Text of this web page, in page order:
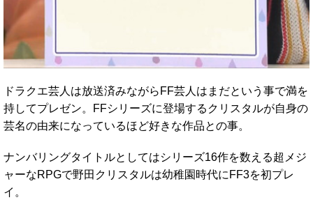
ドラクエ芸人は放送済みながらFF芸人はまだという事で満を
持してプレゼン。FFシリーズに登場するクリスタルが自身の
芸名の由来になっているほど好きな作品との事。
ナンバリングタイトルとしてはシリーズ16作を数える超メジ
ャーなRPGで野田クリスタルは幼稚園時代にFF3を初プレ
イ。